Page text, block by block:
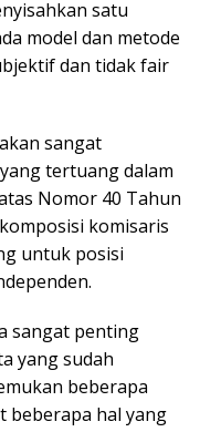
satu
model dan metode
dan tidak fair
sangat
tertuang dalam
Nomor 40 Tahun
komisaris
untuk posisi
sangat penting
yang sudah
beberapa
beberapa hal yang